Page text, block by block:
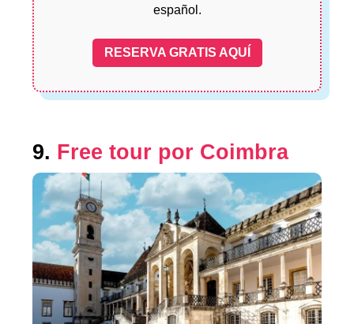
español.
RESERVA GRATIS AQUÍ
9. Free tour por Coimbra